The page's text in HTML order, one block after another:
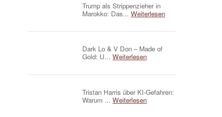
Trump als Strippenzieher in
Marokko: Das... Weiterlesen
Dark Lo & V Don – Made of
Gold: U... Weiterlesen
Tristan Harris über KI-Gefahren:
Warum ... Weiterlesen